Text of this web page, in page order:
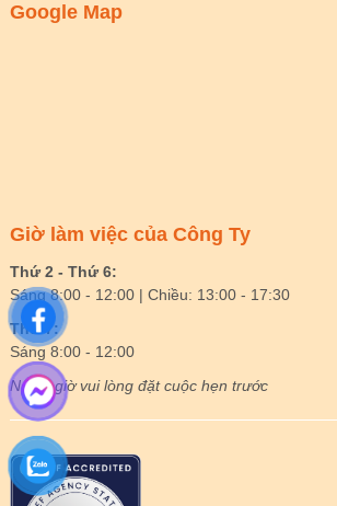
Google Map
Giờ làm việc của Công Ty
Thứ 2 - Thứ 6:
Sáng 8:00 - 12:00 | Chiều: 13:00 - 17:30
Thứ 7:
Sáng 8:00 - 12:00
Ngoài giờ vui lòng đặt cuộc hẹn trước